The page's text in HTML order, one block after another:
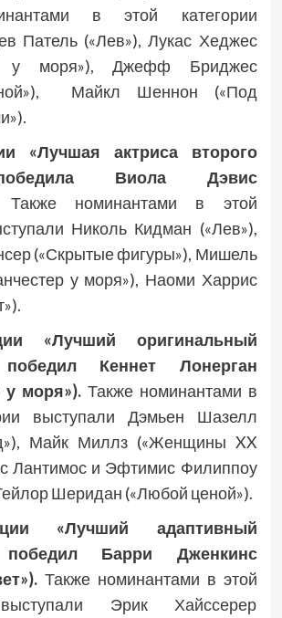
в этой категории
Патель («Лев»), Лукас Хеджес
у моря»), Джефф Бриджес
Майкл Шеннон («Под
«Лучшая актриса второго
Виола Дэвис
Также номинантами в этой
Николь Кидман («Лев»),
(«Скрытые фигуры»), Мишель
у моря»), Наоми Харрис
«Лучший оригинальный
победил Кеннет Лонерган
у моря»). Также номинантами в
выступали Дэмьен Шазелл
Майк Миллз («Женщины XX
Лантимос и Эфтимис Филиппоу
Шеридан («Любой ценой»).
«Лучший адаптивный
Барри Дженкинс
Также номинантами в этой
Эрик Хайссерер